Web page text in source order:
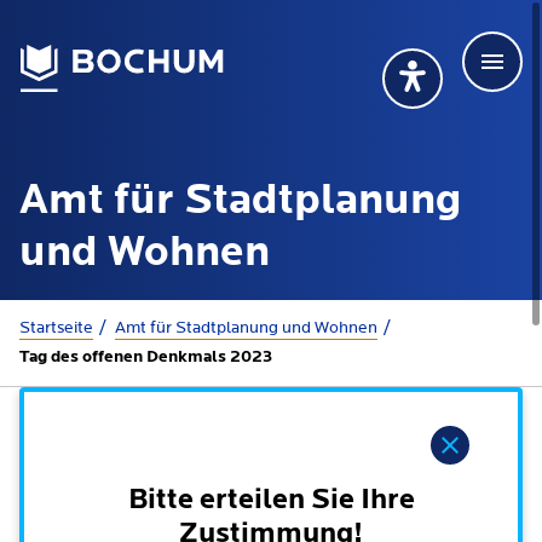
Übersetzung
Deutsch
Amt für Stadtplanung
und Wohnen
Startseite Amt für Stadtplanung und Wohnen
Tag des offenen Denkmals 2023
Bitte erteilen Sie Ihre
Zustimmung!
Übersetzung wählen (öffnet sich in Google
Deutsch
115 anrufen
Rathaus
Online-Terminbuchung
Dienstleistungen nach Lebenslagen